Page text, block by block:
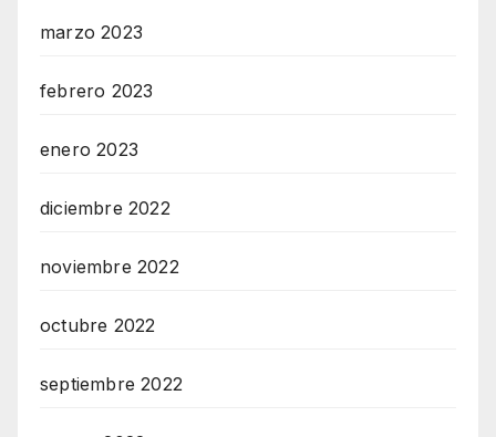
marzo 2023
febrero 2023
enero 2023
diciembre 2022
noviembre 2022
octubre 2022
septiembre 2022